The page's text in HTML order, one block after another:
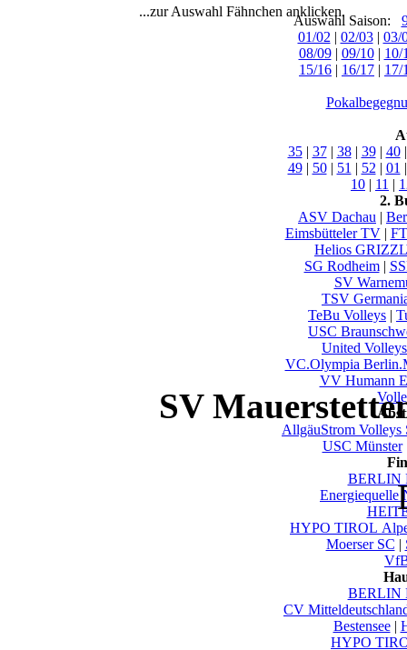
...zur Auswahl Fähnchen anklicken.
Auswahl Saison:
01/02 | 02/03| 03/
08/09| 09/10| 10/
15/16 | 16/17 | 17/
35| 37| 38| 39| 40
49| 50| 51 | 52 | 01
10 | 11 |
2.
ASV Dachau |
Eimsbütteler TV|
Helios
SG Rodheim|
SV
TSV
TeBu Volleys |
USC
United
VC.Olympia
VV Humann
AllgäuStrom Volleys
USC Münster
BERLIN
Energiequelle
HYPO TIROL
Moerser SC |
BERLIN
CV
Bestensee|
HYPO
SV